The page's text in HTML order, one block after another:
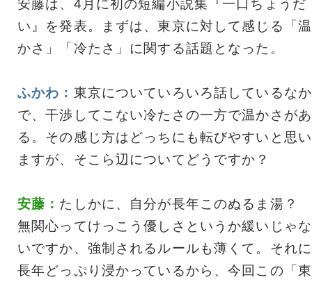
安藤は、4月に初の短編小説集『一口ちょうだ
い』を発表。まずは、東京に対して感じる「温
かさ」「冷たさ」に関する話題となった。
ふかわ： 東京についていろいろ話しているなか
で、干渉してこない冷たさの一方で温かさがあ
る。その感じ方はどっちにも転びやすいと思い
ますが、そこら辺についてどうですか？
安藤： たしかに、自分が長年このぬるま湯？
無関心ってけっこう優しさというか緩いじゃな
いですか、強制されるルールも薄くて。それに
長年どっぷり浸かっているから、今回この「東